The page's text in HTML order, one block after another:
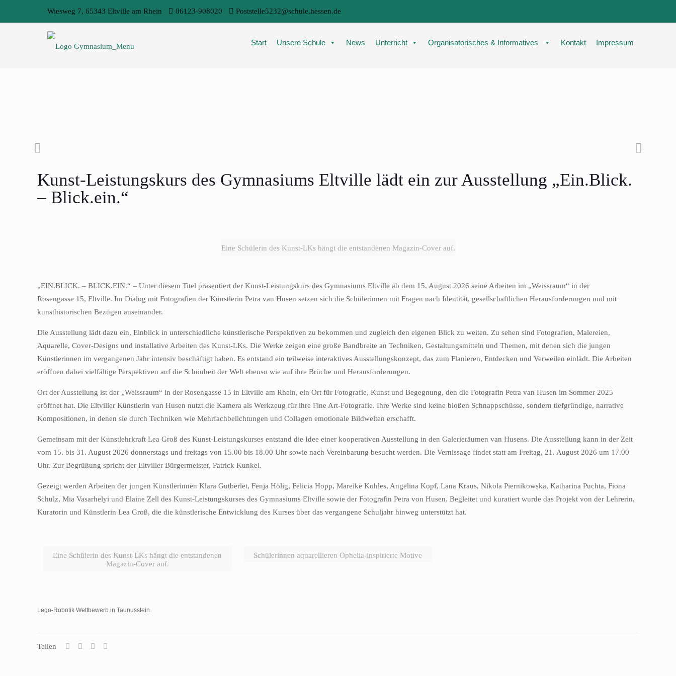
Wiesweg 7, 65343 Eltville am Rhein 06123-908020 Poststelle5232@schule.hessen.de
Start Unsere Schule News Unterricht Organisatorisches & Informatives Kontakt Impressum
Kunst-Leistungskurs des Gymnasiums Eltville lädt ein zur Ausstellung „Ein.Blick.
– Blick.ein.“
Eine Schülerin des Kunst-LKs hängt die entstandenen Magazin-Cover auf.
„EIN.BLICK. – BLICK.EIN.“ – Unter diesem Titel präsentiert der Kunst-Leistungskurs des Gymnasiums Eltville ab dem 15. August 2026 seine Arbeiten im „Weissraum“ in der
Rosengasse 15, Eltville. Im Dialog mit Fotografien der Künstlerin Petra van Husen setzen sich die Schülerinnen mit Fragen nach Identität, gesellschaftlichen Herausforderungen und mit
kunsthistorischen Bezügen auseinander.
Die Ausstellung lädt dazu ein, Einblick in unterschiedliche künstlerische Perspektiven zu bekommen und zugleich den eigenen Blick zu weiten. Zu sehen sind Fotografien, Malereien,
Aquarelle, Cover-Designs und installative Arbeiten des Kunst-LKs. Die Werke zeigen eine große Bandbreite an Techniken, Gestaltungsmitteln und Themen, mit denen sich die jungen
Künstlerinnen im vergangenen Jahr intensiv beschäftigt haben. Es entstand ein teilweise interaktives Ausstellungskonzept, das zum Flanieren, Entdecken und Verweilen einlädt. Die Arbeiten
eröffnen dabei vielfältige Perspektiven auf die Schönheit der Welt ebenso wie auf ihre Brüche und Herausforderungen.
Ort der Ausstellung ist der „Weissraum“ in der Rosengasse 15 in Eltville am Rhein, ein Ort für Fotografie, Kunst und Begegnung, den die Fotografin Petra van Husen im Sommer 2025
eröffnet hat. Die Eltviller Künstlerin van Husen nutzt die Kamera als Werkzeug für ihre Fine Art-Fotografie. Ihre Werke sind keine bloßen Schnappschüsse, sondern tiefgründige, narrative
Kompositionen, in denen sie durch Techniken wie Mehrfachbelichtungen und Collagen emotionale Bildwelten erschafft.
Gemeinsam mit der Kunstlehrkraft Lea Groß des Kunst-Leistungskurses entstand die Idee einer kooperativen Ausstellung in den Galerieräumen van Husens. Die Ausstellung kann in der Zeit
vom 15. bis 31. August 2026 donnerstags und freitags von 15.00 bis 18.00 Uhr sowie nach Vereinbarung besucht werden. Die Vernissage findet statt am Freitag, 21. August 2026 um 17.00
Uhr. Zur Begrüßung spricht der Eltviller Bürgermeister, Patrick Kunkel.
Gezeigt werden Arbeiten der jungen Künstlerinnen Klara Gutberlet, Fenja Hölig, Felicia Hopp, Mareike Kohles, Angelina Kopf, Lana Kraus, Nikola Piernikowska, Katharina Puchta, Fiona
Schulz, Mia Vasarhelyi und Elaine Zell des Kunst-Leistungskurses des Gymnasiums Eltville sowie der Fotografin Petra von Husen. Begleitet und kuratiert wurde das Projekt von der Lehrerin,
Kuratorin und Künstlerin Lea Groß, die die künstlerische Entwicklung des Kurses über das vergangene Schuljahr hinweg unterstützt hat.
Eine Schülerin des Kunst-LKs hängt die entstandenen
Magazin-Cover auf.
Schülerinnen aquarellieren Ophelia-inspirierte Motive
Lego-Robotik Wettbewerb in Taunusstein
Teilen